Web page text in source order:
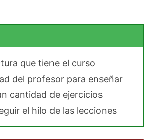
que tiene el curso
del profesor para enseñar
cantidad de ejercicios
el hilo de las lecciones